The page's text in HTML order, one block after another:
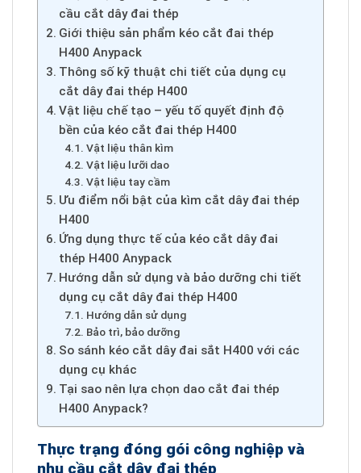
cầu cắt dây đai thép
Giới thiệu sản phẩm kéo cắt đai thép
H400 Anypack
Thông số kỹ thuật chi tiết của dụng cụ
cắt dây đai thép H400
Vật liệu chế tạo – yếu tố quyết định độ
bền của kéo cắt đai thép H400
Vật liệu thân kìm
Vật liệu lưỡi dao
Vật liệu tay cầm
Ưu điểm nổi bật của kìm cắt dây đai thép
H400
Ứng dụng thực tế của kéo cắt dây đai
thép H400 Anypack
Hướng dẫn sử dụng và bảo dưỡng chi tiết
dụng cụ cắt dây đai thép H400
Hướng dẫn sử dụng
Bảo trì, bảo dưỡng
So sánh kéo cắt dây đai sắt H400 với các
dụng cụ khác
Tại sao nên lựa chọn dao cắt đai thép
H400 Anypack?
Thực trạng đóng gói công nghiệp và
nhu cầu cắt dây đai thép